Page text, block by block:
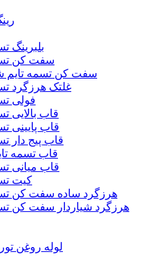
بلبرینگ
سفت کن
سفت کن تسمه تایم
غلتک هرزگرد
فولی
قاب بالایی
قاب پایینی
قاب پیج دار
قاب تسمه
قاب میانی
کیت
هرزگرد ساده سفت کن
هرزگرد شیاردار سفت کن
لوله روغن